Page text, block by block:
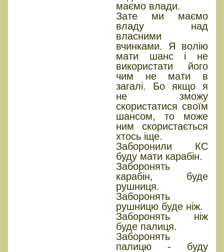
маємо влади.
Зате ми маємо
владу над
власними
вчинками. Я волію
мати шанс і не
використати його
чим не мати в
загалі. Бо якщо я
не зможу
скористатися своїм
шансом, то може
ним скористається
хтось іще.
Заборонили КС
буду мати карабін.
Заборонять
карабін, буде
рушниця.
Заборонять
рушницю буде ніж.
Заборонять ніж
буде палиця.
Заборонять
палицю - буду